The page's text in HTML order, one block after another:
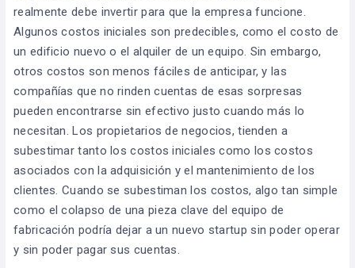
realmente debe invertir para que la empresa funcione.
Algunos costos iniciales son predecibles, como el costo de
un edificio nuevo o el alquiler de un equipo. Sin embargo,
otros costos son menos fáciles de anticipar, y las
compañías que no rinden cuentas de esas sorpresas
pueden encontrarse sin efectivo justo cuando más lo
necesitan. Los propietarios de negocios, tienden a
subestimar tanto los costos iniciales como los costos
asociados con la adquisición y el mantenimiento de los
clientes. Cuando se subestiman los costos, algo tan simple
como el colapso de una pieza clave del equipo de
fabricación podría dejar a un nuevo startup sin poder operar
y sin poder pagar sus cuentas.